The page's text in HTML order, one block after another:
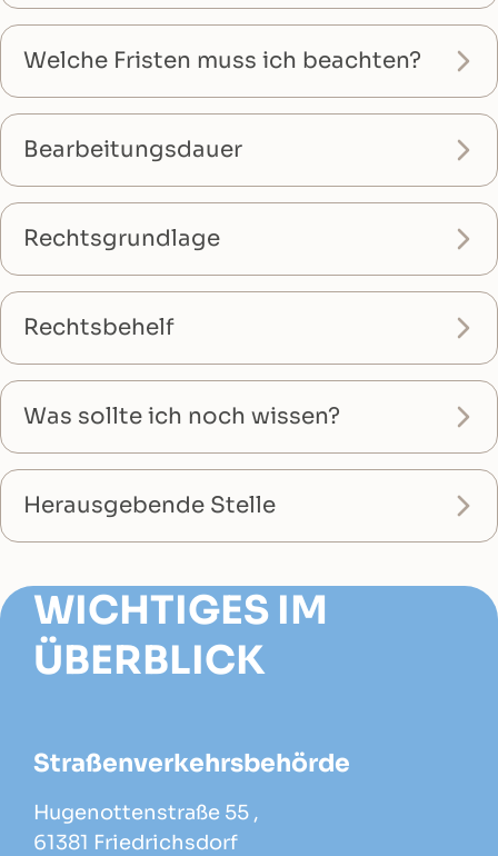
Welche Fristen muss ich beachten?
Bearbeitungsdauer
Rechtsgrundlage
Rechtsbehelf
Was sollte ich noch wissen?
Herausgebende Stelle
WICHTIGES IM
ÜBERBLICK
Straßenverkehrsbehörde
Hugenottenstraße 55 ,
61381 Friedrichsdorf